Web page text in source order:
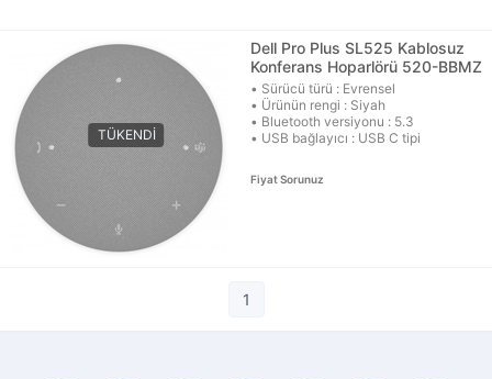
Dell Pro Plus SL525 Kablosuz
Konferans Hoparlörü 520-BBMZ
• Sürücü türü : Evrensel
• Ürünün rengi : Siyah
• Bluetooth versiyonu : 5.3
• USB bağlayıcı : USB C tipi
Fiyat Sorunuz
1